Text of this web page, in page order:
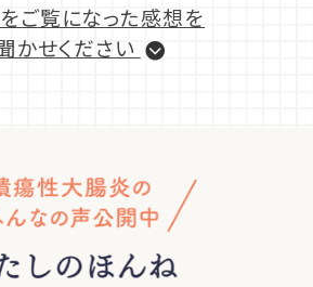
ご覧になった感想を
かせください